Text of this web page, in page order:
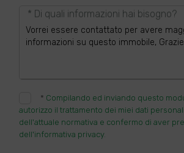
* Di quali informazioni hai bisogno?
* Compilando ed inviando questo
autorizzo il trattamento dei miei dati
dell'attuale normativa e confermo di aver
dell'informativa privacy.